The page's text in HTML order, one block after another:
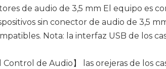
de audio de 3,5 mm El equipo es
sin conector de audio de 3,5
Nota: la interfaz USB de los
de Audio】 las orejeras de los